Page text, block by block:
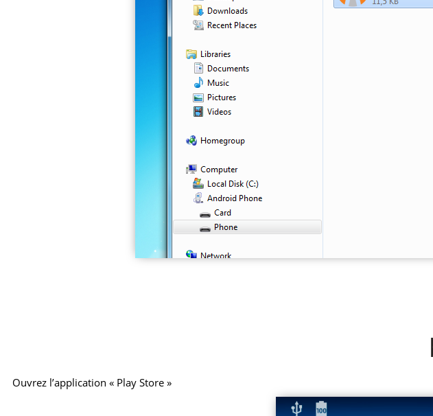
Ouvrez l’application « Play Store »